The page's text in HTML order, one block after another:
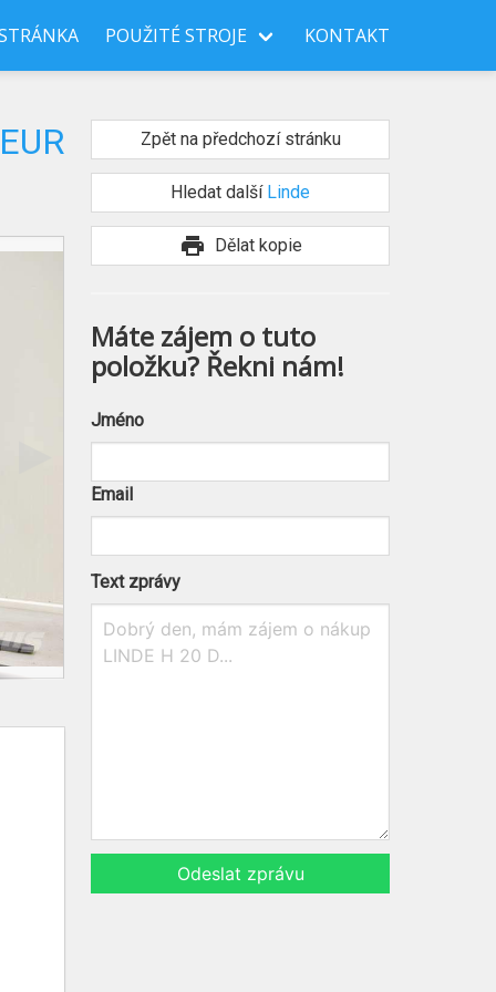
POUŽITÉ STROJE KONTAKT
Zpět na předchozí stránku
Hledat dalšíLinde
print Dělat kopie
Máte zájem o tuto
položku? Řekni nám!
Jméno
Email
Text zprávy
Odeslat zprávu